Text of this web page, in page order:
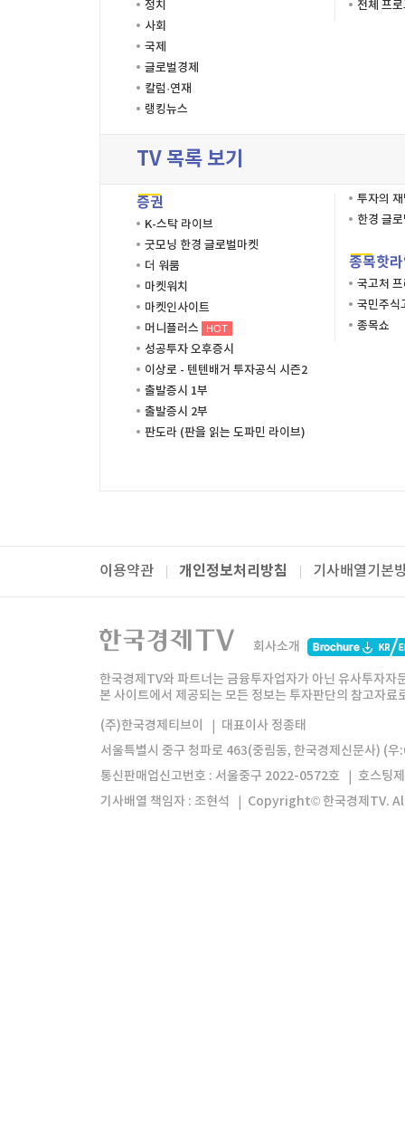
정치
사회
국제
글로벌경제
칼럼·연재
랭킹뉴스
전체 프
TV 목록 보기
증권
K-스탁 라이브
굿모닝 한경 글로벌마켓
더 워룸
마켓워치
마켓인사이트
머니플러스
HOT
성공투자 오후증시
이상로 - 텐텐배거 투자공식 시즌2
출발증시 1부
출발증시 2부
판도라 (판을 읽는 도파민 라이브)
투자의
한경 글
종목핫
국고처
국민주식
종목쇼
이용약관 개인정보처리방침 기사배열기본
패밀리사이트
한국경제TV
한경미디어그룹 한국경제신문 한국경제
모바일앱 한국경제TV앱
회사소개
한국경제TV와 파트너는 금융투자업자가 아닌 유사투자
본 사이트에서 제공되는 모든 정보는 투자판단의 참고자
(주)한국경제티브이
대표이사 정종태
서울특별시 중구 청파로 463(중림동, 한국경제신문사) (
통신판매업신고번호 : 서울중구 2022-0572호
호스팅
기사배열 책임자 : 조현석
Copyright© 한국경제TV.